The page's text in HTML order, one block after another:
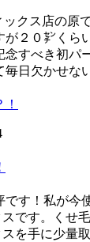
クス店の原
が２０㌢くら
念すべき初パ
毎日欠かせな
です！私が今
です。くせ
を手に少量